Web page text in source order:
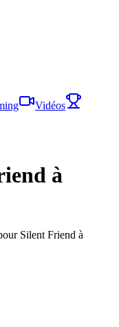
Vidéos
à
Silent Friend à